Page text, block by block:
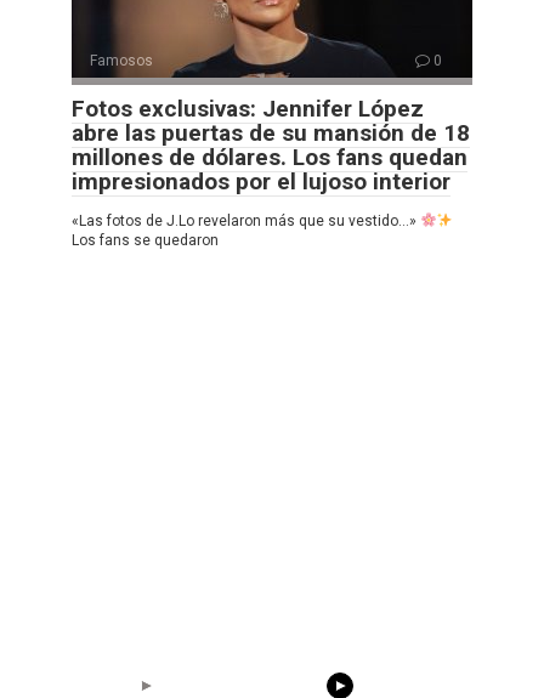
Famosos 0
Fotos exclusivas: Jennifer López
abre las puertas de su mansión de 18
millones de dólares. Los fans quedan
impresionados por el lujoso interior
«Las fotos de J.Lo revelaron más que su vestido…»
Los fans se quedaron